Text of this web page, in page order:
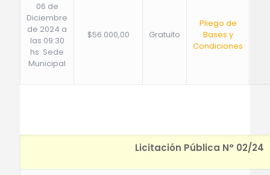
06 de
Diciembre
de 2024 a
las 09:30
hs. Sede
Municipal
$56.000,00 Gratuito
Pliego de
Bases y
Condiciones
Licitación Pública N° 02/24